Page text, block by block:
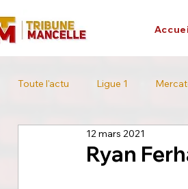
Toute l'actu Ligue 1
L'interview Tour de France
Ryan
12 mars 2021